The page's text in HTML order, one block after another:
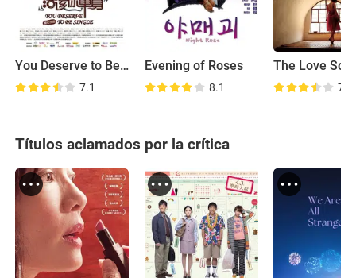
You Deserve to Be Single
7.1
Evening of Roses
8.1 7.2
Títulos aclamados por la crítica